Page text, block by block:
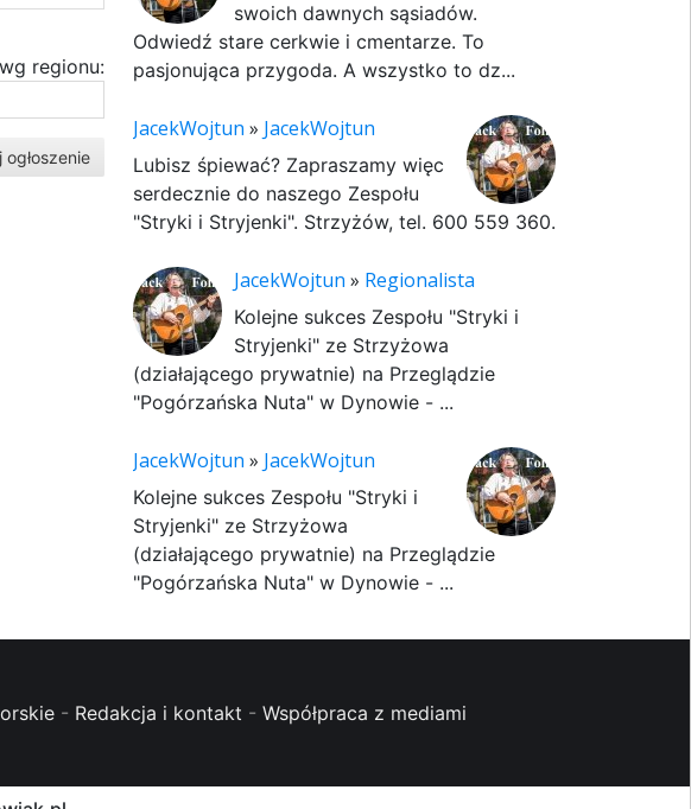
regionu:
ogłoszenie
swoich dawnych sąsiadów.
Odwiedź stare cerkwie i cmentarze. To
pasjonująca przygoda. A wszystko to dz...
JacekWojtun » JacekWojtun
Lubisz śpiewać? Zapraszamy więc
serdecznie do naszego Zespołu
"Stryki i Stryjenki". Strzyżów, tel. 600 559 360.
JacekWojtun » Regionalista
Kolejne sukces Zespołu "Stryki i
Stryjenki" ze Strzyżowa
(działającego prywatnie) na Przeglądzie
"Pogórzańska Nuta" w Dynowie - ...
JacekWojtun » JacekWojtun
Kolejne sukces Zespołu "Stryki i
Stryjenki" ze Strzyżowa
(działającego prywatnie) na Przeglądzie
"Pogórzańska Nuta" w Dynowie - ...
- Redakcja i kontakt - Współpraca z mediami